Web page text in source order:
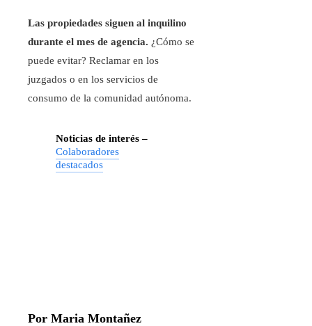
Las propiedades siguen al inquilino
durante el mes de agencia. ¿Cómo se
puede evitar? Reclamar en los
juzgados o en los servicios de
consumo de la comunidad autónoma.
Noticias de interés –
Colaboradores
destacados
Por Maria Montañez